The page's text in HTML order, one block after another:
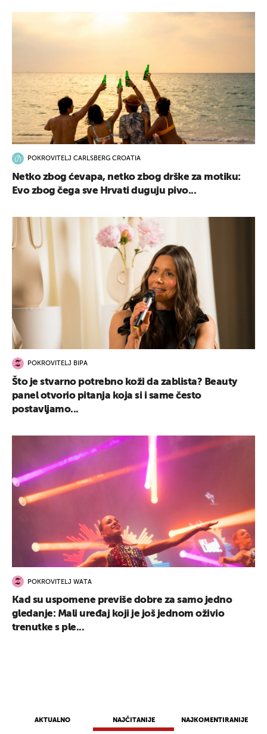
AKTUALNO NAJČITANIJE NAJKOMENTIRANIJE
POKROVITELJ CARLSBERG CROATIA
Netko zbog ćevapa, netko zbog drške za motiku:
Evo zbog čega sve Hrvati duguju pivo...
POKROVITELJ BIPA
Što je stvarno potrebno koži da zablista? Beauty
panel otvorio pitanja koja si i same često
postavljamo...
POKROVITELJ WATA
Kad su uspomene previše dobre za samo jedno
gledanje: Mali uređaj koji je još jednom oživio
trenutke s ple...